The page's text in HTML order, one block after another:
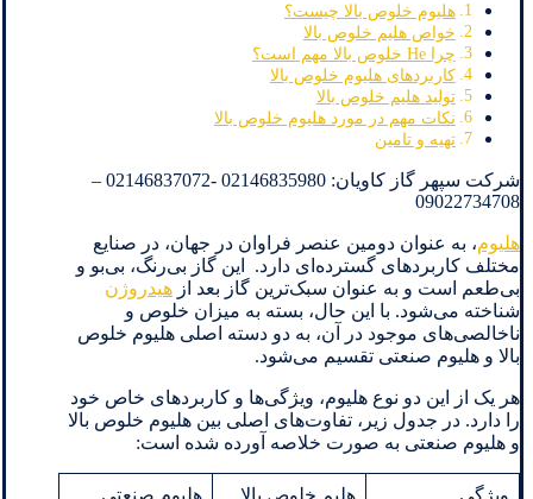
هلیوم خلوص بالا چیست؟
خواص هلیم خلوص بالا
چرا He خلوص بالا مهم است؟
کاربردهای هلیوم خلوص بالا
تولید هلیم خلوص بالا
نکات مهم در مورد هلیوم خلوص بالا
تهیه و تامین
شرکت سپهر گاز کاویان: 02146835980 -02146837072 –
09022734708
هلیوم، به عنوان دومین عنصر فراوان در جهان، در صنایع
مختلف کاربردهای گسترده‌ای دارد. این گاز بی‌رنگ، بی‌بو و
بی‌طعم است و به عنوان سبک‌ترین گاز بعد از هیدروژن
شناخته می‌شود. با این حال، بسته به میزان خلوص و
ناخالصی‌های موجود در آن، به دو دسته اصلی هلیوم خلوص
بالا و هلیوم صنعتی تقسیم می‌شود.
هر یک از این دو نوع هلیوم، ویژگی‌ها و کاربردهای خاص خود
را دارد. در جدول زیر، تفاوت‌های اصلی بین هلیوم خلوص بالا
و هلیوم صنعتی به صورت خلاصه آورده شده است: